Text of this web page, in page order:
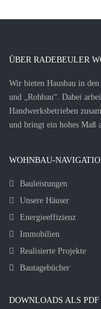
ÜBER RADEBEULER
Wir bieten Hausbau in den
und „Rohbau“. Dabei
Handwerksbetrieben
und bringt ein hohes Maß
WOHNBAU-
Bauleistungen
Unsere Häuser
Energieeffizienz
Immobilien
Realisierte Projekte
Bautagebücher
DOWNLOADS ALS PDF